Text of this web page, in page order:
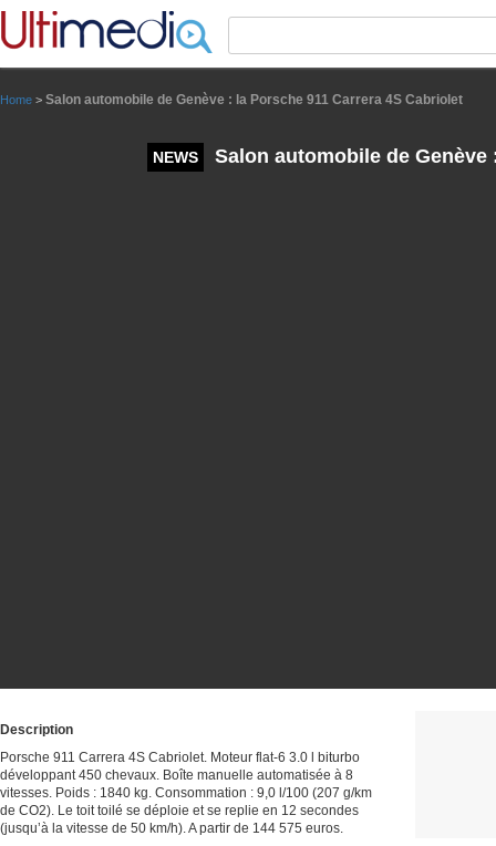
Home > Salon automobile de Genève : la Porsche 911 Carrera 4S Cabriolet
NEWS Salon automobile de Genève
Description
Porsche 911 Carrera 4S Cabriolet. Moteur flat-6 3.0 l biturbo
développant 450 chevaux. Boîte manuelle automatisée à 8
vitesses. Poids : 1840 kg. Consommation : 9,0 l/100 (207 g/km
de CO2). Le toit toilé se déploie et se replie en 12 secondes
(jusqu’à la vitesse de 50 km/h). A partir de 144 575 euros.
Panneau de gestion des cookies